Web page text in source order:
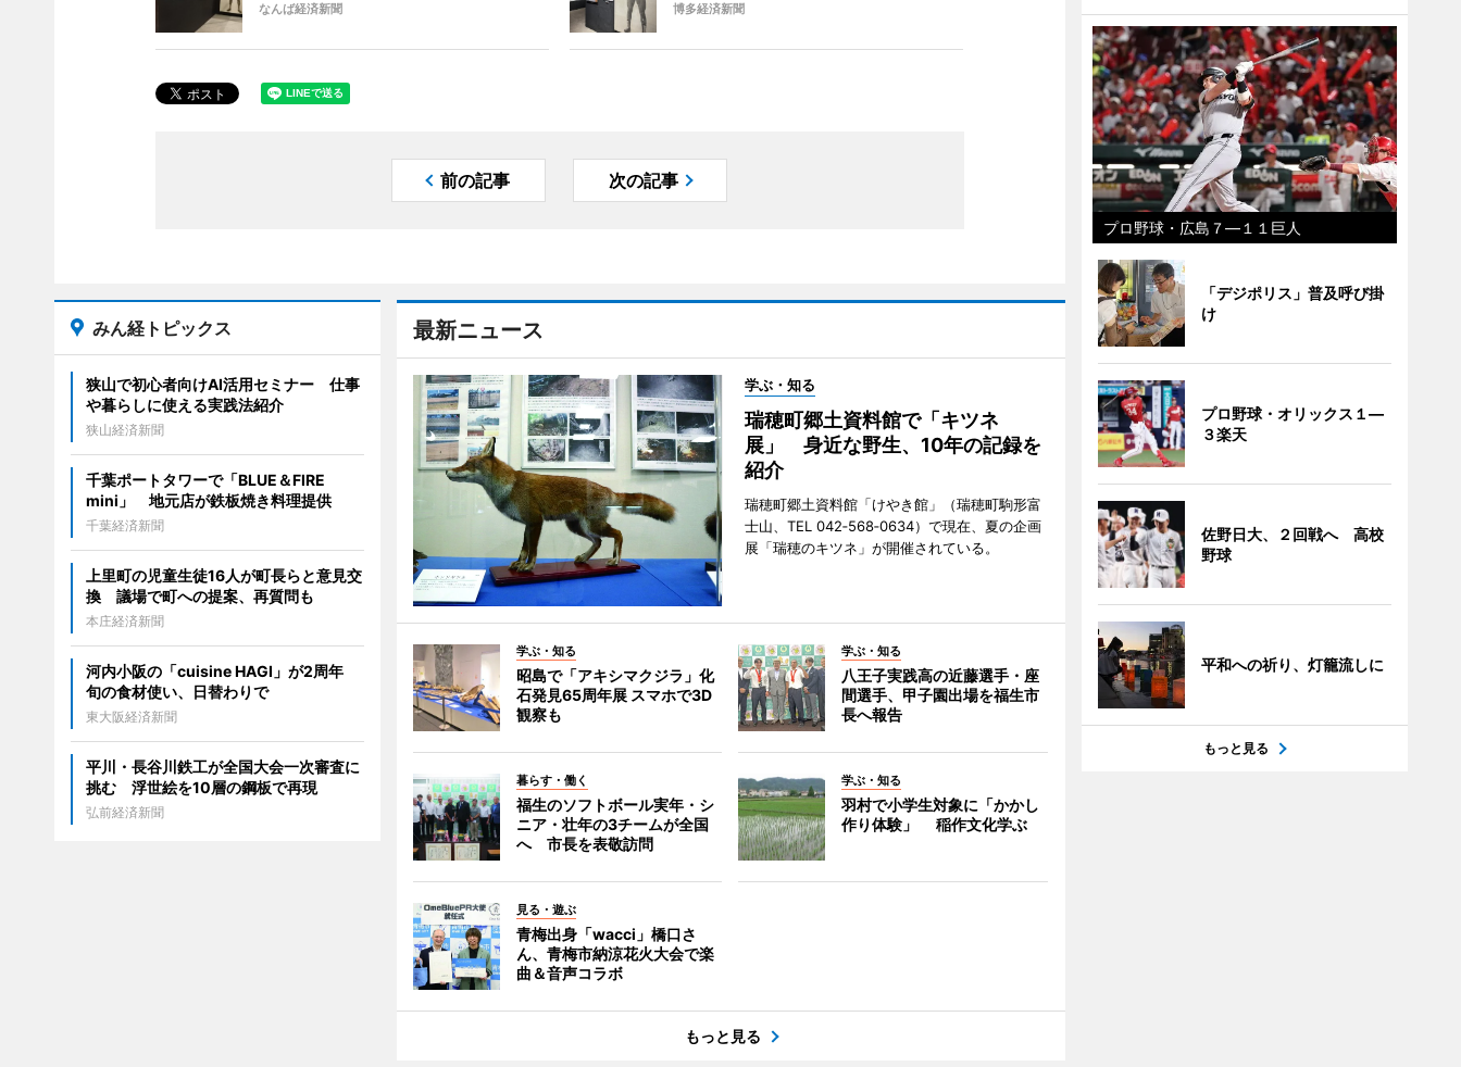
なんば経済新聞 博多経済新聞
前の記事 次の記事
最新ニュース
学ぶ・知る
瑞穂町郷土資料館で「キツネ
展」 身近な野生、10年の記録を
紹介
瑞穂町郷土資料館「けやき館」（瑞穂町駒形富
士山、TEL 042‐568‐0634）で現在、夏の企画
展「瑞穂のキツネ」が開催されている。
学ぶ・知る
昭島で「アキシマクジラ」化
石発見65周年展 スマホで3D
観察も
学ぶ・知る
八王子実践高の近藤選手・座
間選手、甲子園出場を福生市
長へ報告
暮らす・働く
福生のソフトボール実年・シ
ニア・壮年の3チームが全国
へ 市長を表敬訪問
学ぶ・知る
羽村で小学生対象に「かかし
作り体験」 稲作文化学ぶ
見る・遊ぶ
青梅出身「wacci」橋口さ
ん、青梅市納涼花火大会で楽
曲＆音声コラボ
もっと見る
みん経トピックス
狭山で初心者向けAI活用セミナー 仕事
や暮らしに使える実践法紹介
狭山経済新聞
千葉ポートタワーで「BLUE＆FIRE
mini」 地元店が鉄板焼き料理提供
千葉経済新聞
上里町の児童生徒16人が町長らと意見交
換 議場で町への提案、再質問も
本庄経済新聞
河内小阪の「cuisine HAGI」が2周年
旬の食材使い、日替わりで
東大阪経済新聞
平川・長谷川鉄工が全国大会一次審査に
挑む 浮世絵を10層の鋼板で再現
弘前経済新聞
プロ野球・広島７―１１巨人
「デジポリス」普及呼び掛
け
プロ野球・オリックス１―
３楽天
佐野日大、２回戦へ 高校
野球
平和への祈り、灯籠流しに
もっと見る